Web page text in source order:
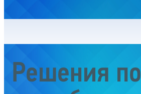
Решения по